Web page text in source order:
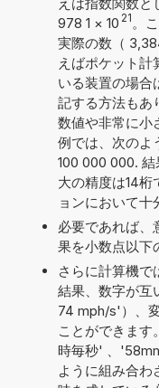
978 1 × 10 21 。
実際の数（
えばポケット計
いる装置の場合
記する方法もあ
数値や非常に小
例では、次の
100 000 000.
大の精度は14桁
ョンにおいて十
必要であれば、
果を小数点以下
さらに計算機で
結果、数字が
74 mph/s'）、
ことができま
時毎秒' 、
ように組み合わ